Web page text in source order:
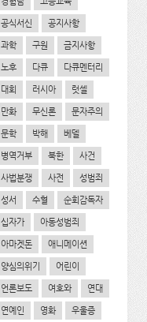
공식서신 공지사항
과학 구원 금지사항
노후 다큐 다큐멘터리
대회 러시아 럿셀
만화 무신론 문자주의
문학 박해 베델
병역거부 북한 사건
사법분쟁 사전 성범죄
성서 수혈 순회감독자
십자가 아동성범죄
아마겟돈 애니메이션
양심의위기 어린이
언론보도 여호와 연대
연예인 영화 우울증